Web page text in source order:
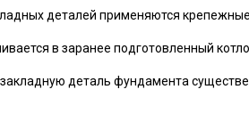
деталей применяются
в заранее подготовленный
деталь фундамента